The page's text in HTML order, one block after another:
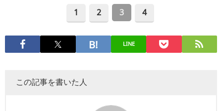
1 2 3 4
LINE
この記事を書いた人